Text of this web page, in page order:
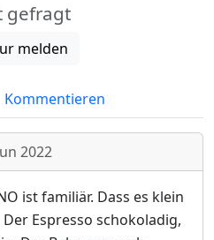
gefragt
melden
Kommentieren
2022
ist familiär. Dass es klein
Espresso schokoladig,